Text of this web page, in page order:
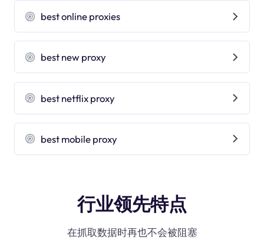
best online proxies
best new proxy
best netflix proxy
best mobile proxy
行业领先特点
在抓取数据时再也不会被阻塞